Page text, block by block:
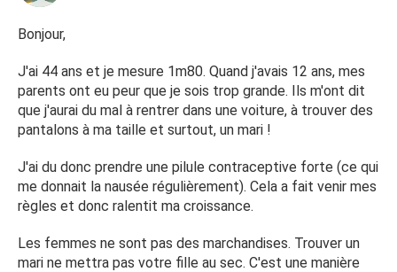
Bonjour,
J'ai 44 ans et je mesure 1m80. Quand j'avais 12 ans, mes
parents ont eu peur que je sois trop grande. Ils m'ont dit
que j'aurai du mal à rentrer dans une voiture, à trouver des
pantalons à ma taille et surtout, un mari !
J'ai du donc prendre une pilule contraceptive forte (ce qui
me donnait la nausée régulièrement). Cela a fait venir mes
règles et donc ralentit ma croissance.
Les femmes ne sont pas des marchandises. Trouver un
mari ne mettra pas votre fille au sec. C'est une manière